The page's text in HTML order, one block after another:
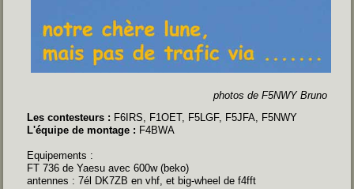
photos de F5NWY Bruno
Les contesteurs : F6IRS, F1OET, F5LGF, F5JFA, F5NWY
L'équipe de montage : F4BWA
Equipements :
FT 736 de Yaesu avec 600w (beko)
antennes : 7él DK7ZB en vhf, et big-wheel de f4fft